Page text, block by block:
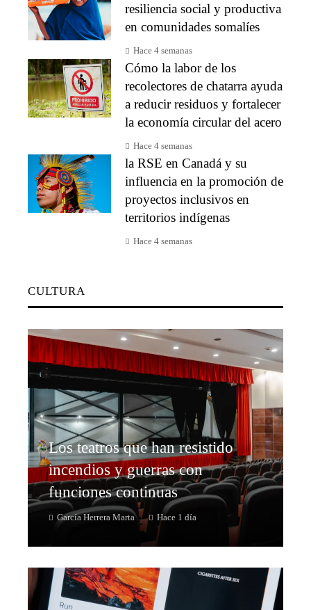
resiliencia social y productiva
en comunidades somalíes
Hace 4 semanas
Cómo la labor de los
recolectores de chatarra ayuda
a reducir residuos y fortalecer
la economía circular del acero
Hace 4 semanas
la RSE en Canadá y su
influencia en la promoción de
proyectos inclusivos en
territorios indígenas
Hace 4 semanas
CULTURA
Los teatros que han resistido
incendios y guerras con
funciones continuas
García Herrera Marta Hace 1 día